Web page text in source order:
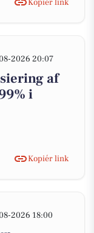
2026 20:07
af
i
Kopiér link
2026 18:00